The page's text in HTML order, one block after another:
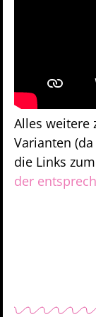
Alles weitere
Varianten
die Links
der